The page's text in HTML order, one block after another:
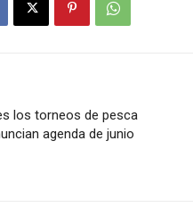
los torneos de pesca
agenda de junio